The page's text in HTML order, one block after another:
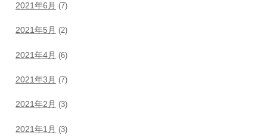
2021年6月 (7)
2021年5月 (2)
2021年4月 (6)
2021年3月 (7)
2021年2月 (3)
2021年1月 (3)